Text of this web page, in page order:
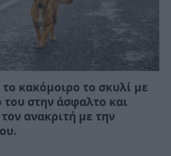
κακόμοιρο το σκυλί με
του στην άσφαλτο και
ανακριτή με την